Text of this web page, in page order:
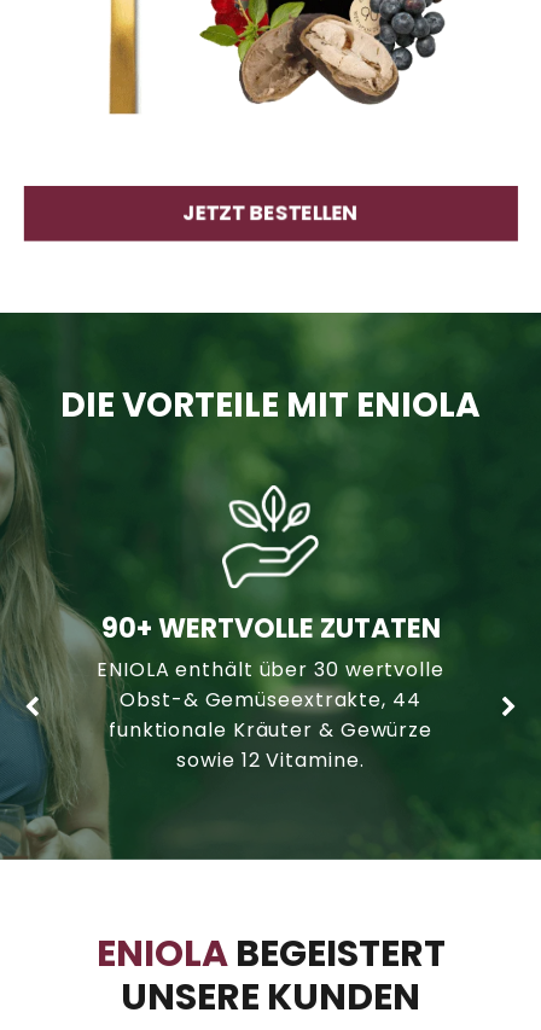
JETZT BESTELLEN
DIE VORTEILE MIT ENIOLA
90+ WERTVOLLE ZUTATEN
ENIOLA enthält über 30 wertvolle
Obst-& Gemüseextrakte, 44
funktionale Kräuter & Gewürze
sowie 12 Vitamine.
ENIOLABEGEISTERT
UNSERE KUNDEN